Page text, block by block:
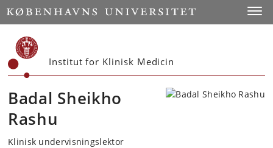
Start
Institut for Klinisk Medicin
Badal Sheikho
Rashu
Klinisk undervisningslektor